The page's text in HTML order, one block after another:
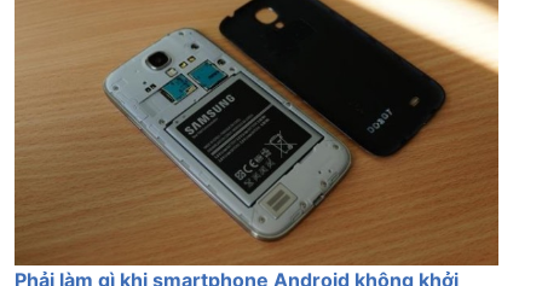
Phải làm gì khi smartphone Android không khởi